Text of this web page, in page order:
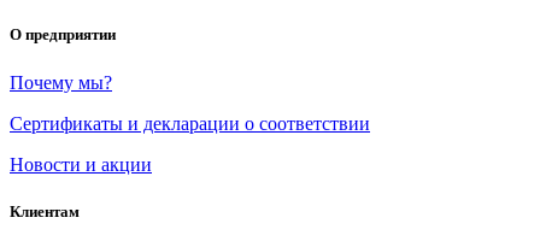
О предприятии
Почему мы?
Сертификаты и декларации о соответствии
Новости и акции
Клиентам